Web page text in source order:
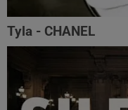
Tyla - CHANEL